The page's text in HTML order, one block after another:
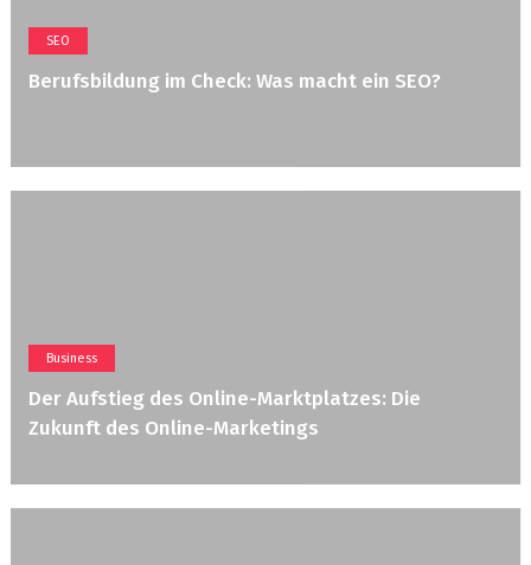
SEO
Berufsbildung im Check: Was macht ein SEO?
Business
Der Aufstieg des Online-Marktplatzes: Die
Zukunft des Online-Marketings